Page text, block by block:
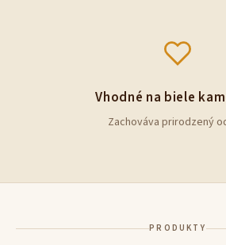
Vhodné na biele
Zachováva prirodzený
PRODUKTY